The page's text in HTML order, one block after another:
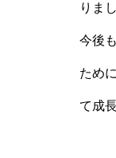
りま
今後
ため
て成